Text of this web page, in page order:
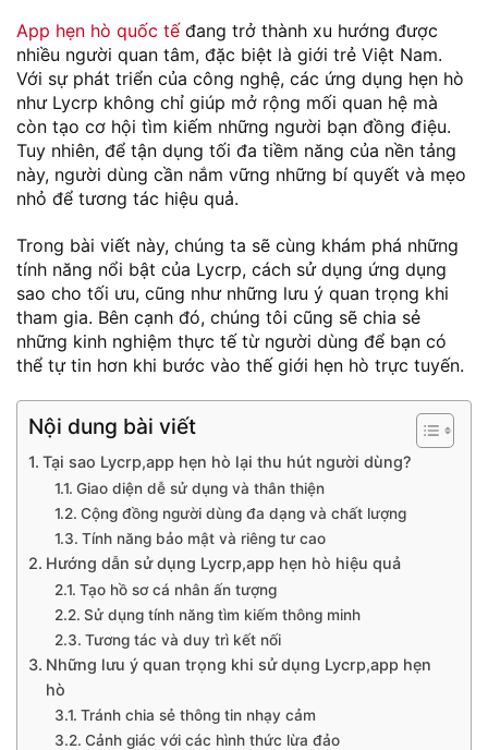
App hẹn hò quốc tếđang trở thành xu hướng được
nhiều người quan tâm, đặc biệt là giới trẻ Việt Nam.
Với sự phát triển của công nghệ, các ứng dụng hẹn hò
như Lycrp không chỉ giúp mở rộng mối quan hệ mà
còn tạo cơ hội tìm kiếm những người bạn đồng điệu.
Tuy nhiên, để tận dụng tối đa tiềm năng của nền tảng
này, người dùng cần nắm vững những bí quyết và mẹo
nhỏ để tương tác hiệu quả.
Trong bài viết này, chúng ta sẽ cùng khám phá những
tính năng nổi bật của Lycrp, cách sử dụng ứng dụng
sao cho tối ưu, cũng như những lưu ý quan trọng khi
tham gia. Bên cạnh đó, chúng tôi cũng sẽ chia sẻ
những kinh nghiệm thực tế từ người dùng để bạn có
thể tự tin hơn khi bước vào thế giới hẹn hò trực tuyến.
Nội dung bài viết
Tại sao Lycrp,app hẹn hò lại thu hút người dùng?
Giao diện dễ sử dụng và thân thiện
Cộng đồng người dùng đa dạng và chất lượng
Tính năng bảo mật và riêng tư cao
Hướng dẫn sử dụng Lycrp,app hẹn hò hiệu quả
Tạo hồ sơ cá nhân ấn tượng
Sử dụng tính năng tìm kiếm thông minh
Tương tác và duy trì kết nối
Những lưu ý quan trọng khi sử dụng Lycrp,app hẹn
hò
Tránh chia sẻ thông tin nhạy cảm
Cảnh giác với các hình thức lừa đảo